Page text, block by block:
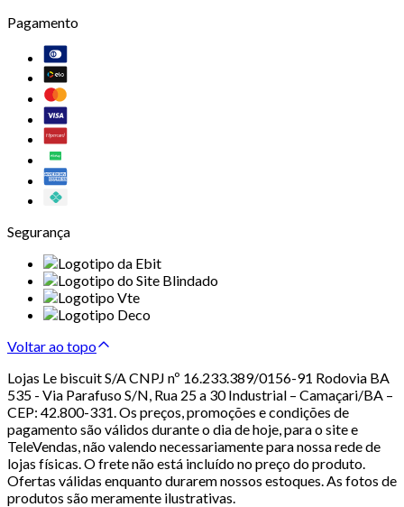
Pagamento
Segurança
Voltar ao topo
Lojas Le biscuit S/A CNPJ nº 16.233.389/0156-91 Rodovia BA
535 - Via Parafuso S/N, Rua 25 a 30 Industrial – Camaçari/BA –
CEP: 42.800-331. Os preços, promoções e condições de
pagamento são válidos durante o dia de hoje, para o site e
TeleVendas, não valendo necessariamente para nossa rede de
lojas físicas. O frete não está incluído no preço do produto.
Ofertas válidas enquanto durarem nossos estoques. As fotos de
produtos são meramente ilustrativas.